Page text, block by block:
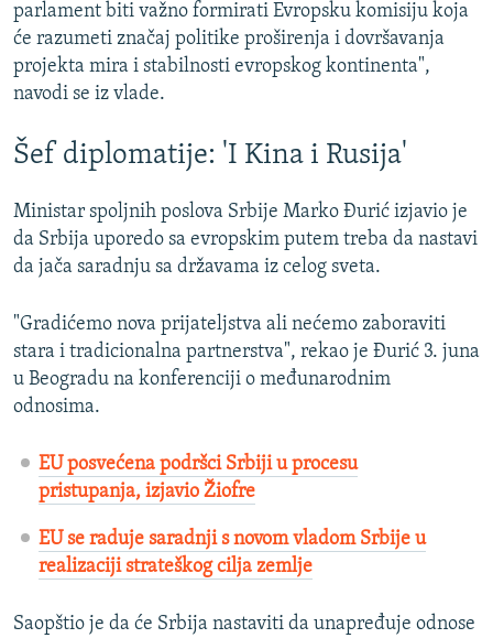
parlament biti važno formirati Evropsku komisiju koja
će razumeti značaj politike proširenja i dovršavanja
projekta mira i stabilnosti evropskog kontinenta",
navodi se iz vlade.
Šef diplomatije: 'I Kina i Rusija'
Ministar spoljnih poslova Srbije Marko Đurić izjavio je
da Srbija uporedo sa evropskim putem treba da nastavi
da jača saradnju sa državama iz celog sveta.
"Gradićemo nova prijateljstva ali nećemo zaboraviti
stara i tradicionalna partnerstva", rekao je Đurić 3. juna
u Beogradu na konferenciji o međunarodnim
odnosima.
EU posvećena podršci Srbiji u procesu
pristupanja, izjavio Žiofre
EU se raduje saradnji s novom vladom Srbije u
realizaciji strateškog cilja zemlje
Saopštio je da će Srbija nastaviti da unapređuje odnose